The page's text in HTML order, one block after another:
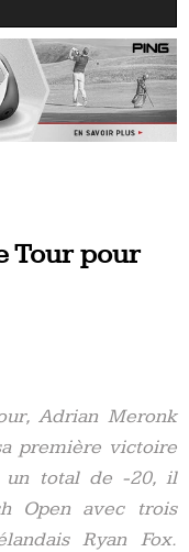
Tour pour
Adrian Meronk
première victoire
un total de -20, il
Open avec trois
Ryan Fox.